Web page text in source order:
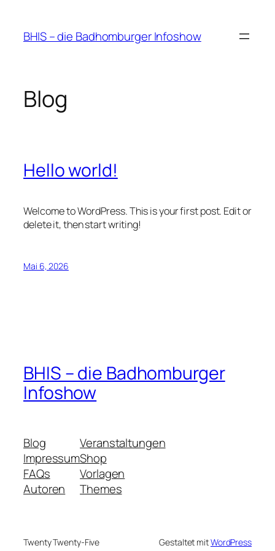
springen
BHIS – die Badhomburger Infoshow
Blog
Hello world!
Welcome to WordPress. This is your first post. Edit or
delete it, then start writing!
Mai 6, 2026
BHIS – die Badhomburger
Infoshow
Blog
Impressum
FAQs
Autoren
Veranstaltungen
Shop
Vorlagen
Themes
Twenty Twenty-Five Gestaltet mitWordPress